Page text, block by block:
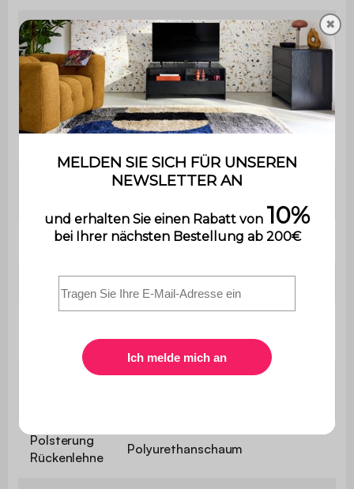
Garantie 2 Jahre
Montage
Das Produkt wird als Bausatz
geliefert und wird von Ihnen
selbst zusammengebaut. Eine
Bedienungsanleitung wird
Hevea-Holz, in nussbaumfarben
Sitzfläche Wellenfeder
L 114 x B 69,5 x H 73 cm (12,5 kg)
5 cm
Polsterung
Rückenlehne
Polyurethanschaum
✖